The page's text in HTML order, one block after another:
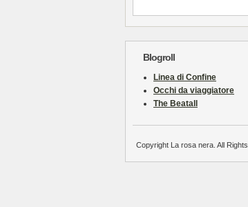
Blogroll
Linea di Confine
Occhi da viaggiatore
The Beatall
Copyright La rosa nera. All